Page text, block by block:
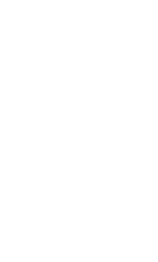
送含益處摘要的電子郵件給
,則病患的保險提供者會收
付者回應後,會與病患的醫